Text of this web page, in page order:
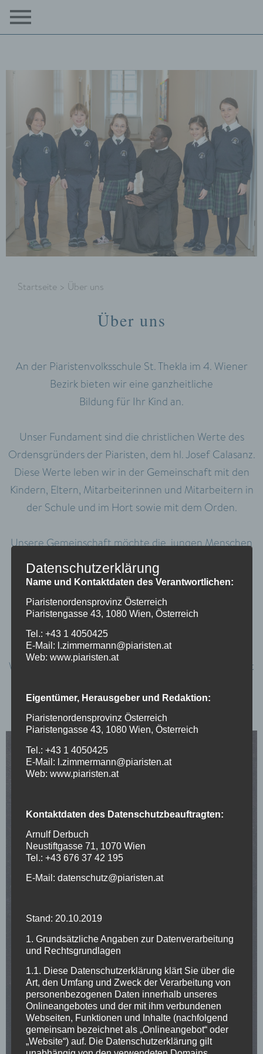
Startseite > Über uns
Über uns
An der Piaristenvolksschule St. Thekla im 4. Wiener
Bezirk bieten wir eine ganzheitliche
Bildung für Ihr Kind an.
Unser Fundament sind die christlichen Werte des
Ordensgründers der Piaristen, dem hl. Josef Calasanz.
Diese Werte leben wir in der Gemeinschaft mit den
Kindern, Eltern, Mitarbeiterinnen und Mitarbeitern in
der Schule und im Hort sowie mit dem Orden.
Unsere Gemeinschaft möchte die jungen Menschen
in ihrer Entwicklung begleiten und sie in sozialer
Bildung und Herzensbildung fördern. Alle Kinder sind
in unseren Augen einzigartig. Wir geben den Kindern
Raum sich zu entfalten. Begabungsförderung ist ein
zentraler Aspekt unseres Hauses.
Willkommen in der Piaristenvolksschule – und im Hort
Datenschutzerklärung
Name und Kontaktdaten des Verantwortlichen:
Piaristenordensprovinz Österreich
Piaristengasse 43, 1080 Wien, Österreich
Tel.: +43 1 4050425
E-Mail: l.zimmermann@piaristen.at
Web: www.piaristen.at
Eigentümer, Herausgeber und Redaktion:
Piaristenordensprovinz Österreich
Piaristengasse 43, 1080 Wien, Österreich
Tel.: +43 1 4050425
E-Mail: l.zimmermann@piaristen.at
Web: www.piaristen.at
Kontaktdaten des Datenschutzbeauftragten:
Arnulf Derbuch
Neustiftgasse 71, 1070 Wien
Tel.: +43 676 37 42 195
E-Mail: datenschutz@piaristen.at
Stand: 20.10.2019
1. Grundsätzliche Angaben zur Datenverarbeitung
und Rechtsgrundlagen
1.1. Diese Datenschutzerklärung klärt Sie über die
Art, den Umfang und Zweck der Verarbeitung von
personenbezogenen Daten innerhalb unseres
Onlineangebotes und der mit ihm verbundenen
Webseiten, Funktionen und Inhalte (nachfolgend
gemeinsam bezeichnet als „Onlineangebot“ oder
„Website“) auf. Die Datenschutzerklärung gilt